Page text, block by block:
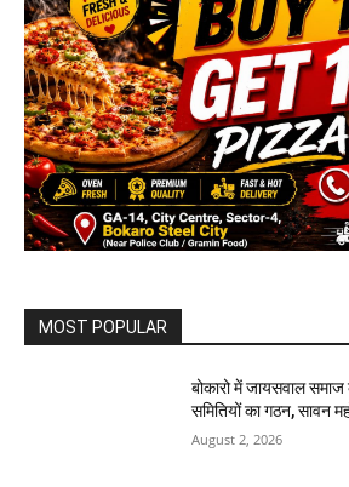
MOST POPULAR
बोकारो में जायसवाल
समितियों का गठन, सावन
August 2, 2026